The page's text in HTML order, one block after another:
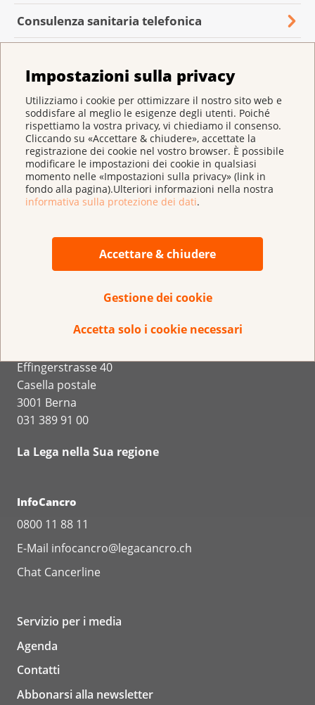
Impostazioni sulla privacy
Utilizziamo i cookie per ottimizzare il nostro sito web e
soddisfare al meglio le esigenze degli utenti. Poiché
rispettiamo la vostra privacy, vi chiediamo il consenso.
Cliccando su «Accettare & chiudere», accettate la
registrazione dei cookie nel vostro browser. È possibile
modificare le impostazioni dei cookie in qualsiasi
momento nelle «Impostazioni sulla privacy» (link in
fondo alla pagina).Ulteriori informazioni nella nostra
informativa sulla protezione dei dati.
Accettare & chiudere
Gestione dei cookie
Accetta solo i cookie necessari
Consulenza sanitaria telefonica
IBAN CH 95 0900 0000 3000 4843 9
Effingerstrasse 40
Casella postale
3001 Berna
031 389 91 00
La Lega nella Sua regione
InfoCancro
0800 11 88 11
E-Mail infocancro@legacancro.ch
Chat Cancerline
Servizio per i media
Agenda
Contatti
Abbonarsi alla newsletter